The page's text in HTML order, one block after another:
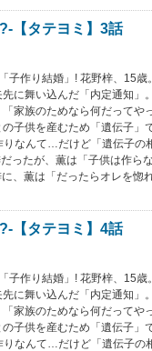
【タテヨミ】3話
子作り結婚」! 花野梓、15歳
に舞い込んだ「内定通知」
家族のためなら何だってや
子供を産むため「遺伝子」
りなんて…だけど「遺伝子の
ったが、薫は「子供は作ら
、薫は「だったらオレを惚
【タテヨミ】4話
子作り結婚」! 花野梓、15歳
に舞い込んだ「内定通知」
家族のためなら何だってや
子供を産むため「遺伝子」
りなんて…だけど「遺伝子の